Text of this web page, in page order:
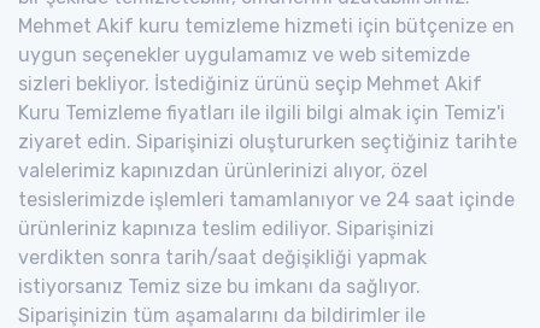
Mehmet Akif kuru temizleme hizmeti için bütçenize en
uygun seçenekler uygulamamız ve web sitemizde
sizleri bekliyor. İstediğiniz ürünü seçip Mehmet Akif
Kuru Temizleme fiyatları ile ilgili bilgi almak için Temiz'i
ziyaret edin. Siparişinizi oluştururken seçtiğiniz tarihte
valelerimiz kapınızdan ürünlerinizi alıyor, özel
tesislerimizde işlemleri tamamlanıyor ve 24 saat içinde
ürünleriniz kapınıza teslim ediliyor. Siparişinizi
verdikten sonra tarih/saat değişikliği yapmak
istiyorsanız Temiz size bu imkanı da sağlıyor.
Siparişinizin tüm aşamalarını da bildirimler ile